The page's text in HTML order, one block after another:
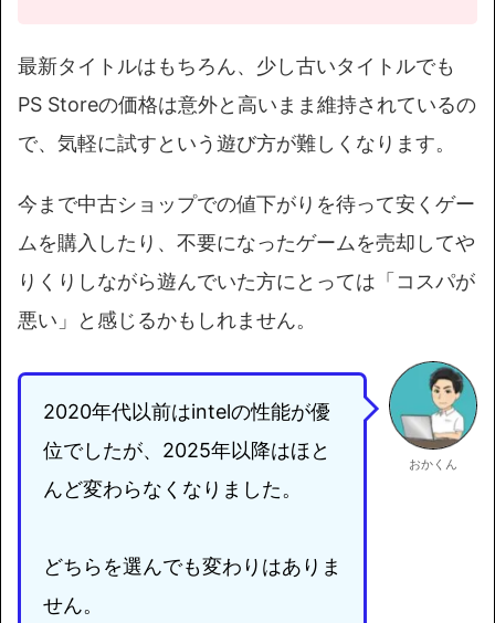
最新タイトルはもちろん、少し古いタイトルでも
PS Storeの価格は意外と高いまま維持されているの
で、気軽に試すという遊び方が難しくなります。
今まで中古ショップでの値下がりを待って安くゲー
ムを購入したり、不要になったゲームを売却してや
りくりしながら遊んでいた方にとっては「コスパが
悪い」と感じるかもしれません。
2020年代以前はintelの性能が優
位でしたが、2025年以降はほと
んど変わらなくなりました。
どちらを選んでも変わりはありま
せん。
おかくん